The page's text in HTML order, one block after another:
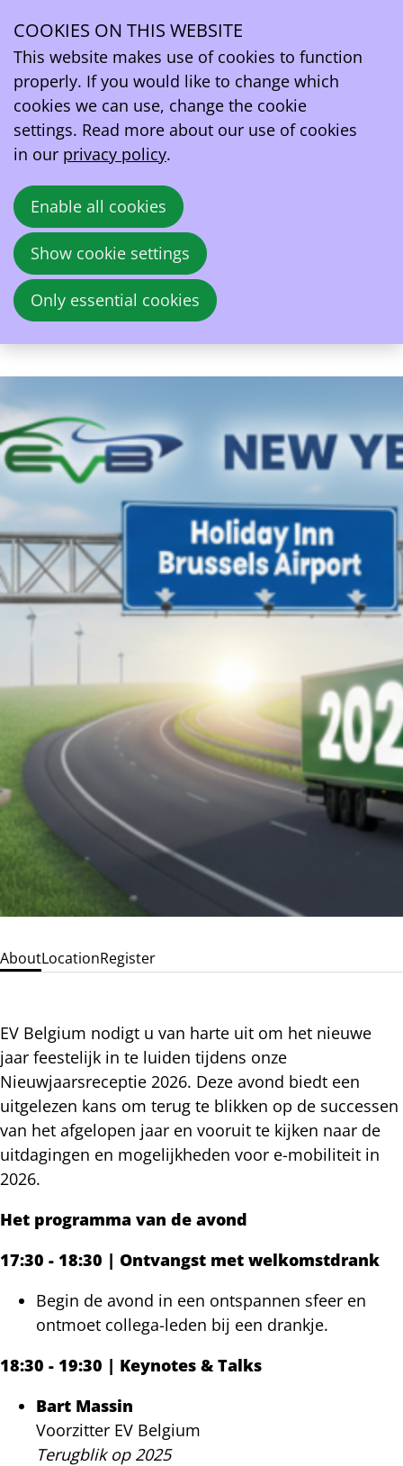
Tue
27
Jan
2026
18:00 - 22:00 Holiday Inn Brussels Airport
EVB New Year's Reception
Start het nieuwe jaar samen met EV
Belgium! Op 27 januari 2026 nodigen we u
uit voor onze Nieuwjaarsreceptie, een avond
vol inspirerende sprekers, toekomstvisies
voor 2026 en netwerkmogelijkheden met
AboutLocationRegister
EV Belgium nodigt u van harte uit om het nieuwe
jaar feestelijk in te luiden tijdens onze
Nieuwjaarsreceptie 2026. Deze avond biedt een
uitgelezen kans om terug te blikken op de successen
van het afgelopen jaar en vooruit te kijken naar de
uitdagingen en mogelijkheden voor e-mobiliteit in
2026.
Het programma van de avond
17:30 - 18:30 | Ontvangst met welkomstdrank
Begin de avond in een ontspannen sfeer en
ontmoet collega-leden bij een drankje.
18:30 - 19:30 | Keynotes & Talks
Bart Massin
Voorzitter EV Belgium
Terugblik op 2025
COOKIES ON THIS WEBSITE
This website makes use of cookies to function
properly. If you would like to change which
cookies we can use, change the cookie
settings. Read more about our use of cookies
in our privacy policy.
Enable all cookies
Show cookie settings
Only essential cookies